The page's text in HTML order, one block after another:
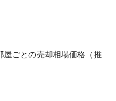
屋ごとの売却相場価格（推